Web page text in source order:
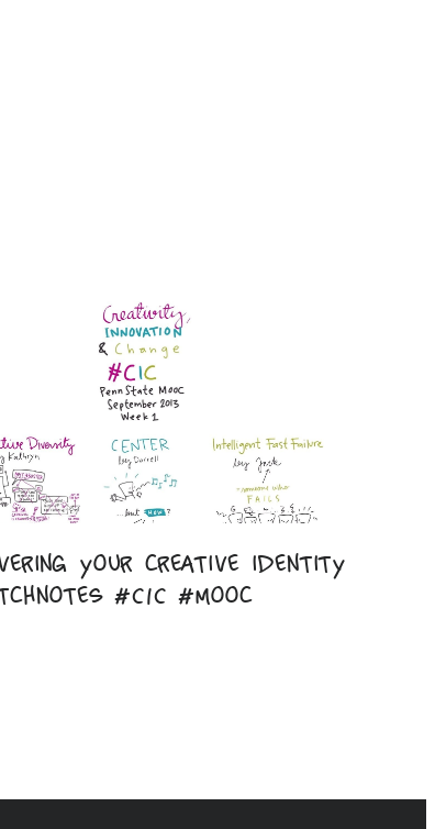
your creative identity
#CIC #mooc